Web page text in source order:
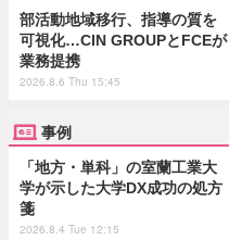
部活動地域移行、指導の質を
可視化…CIN GROUPとFCEが
業務提携
2026.8.6 Thu 15:45
事例
「地方・単科」の室蘭工業大
学が示した大学DX成功の処方
箋
2026.8.4 Tue 12:15